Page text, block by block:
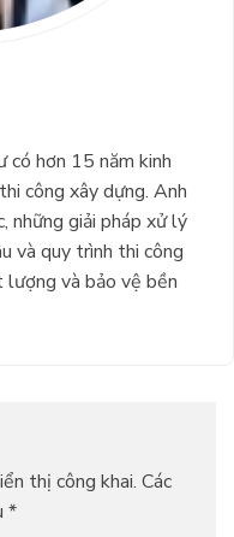
có hơn 15 năm kinh
công xây dựng. Anh
những giải pháp xử lý
và quy trình thi công
lượng và bảo vệ bền
thị công khai. Các
*